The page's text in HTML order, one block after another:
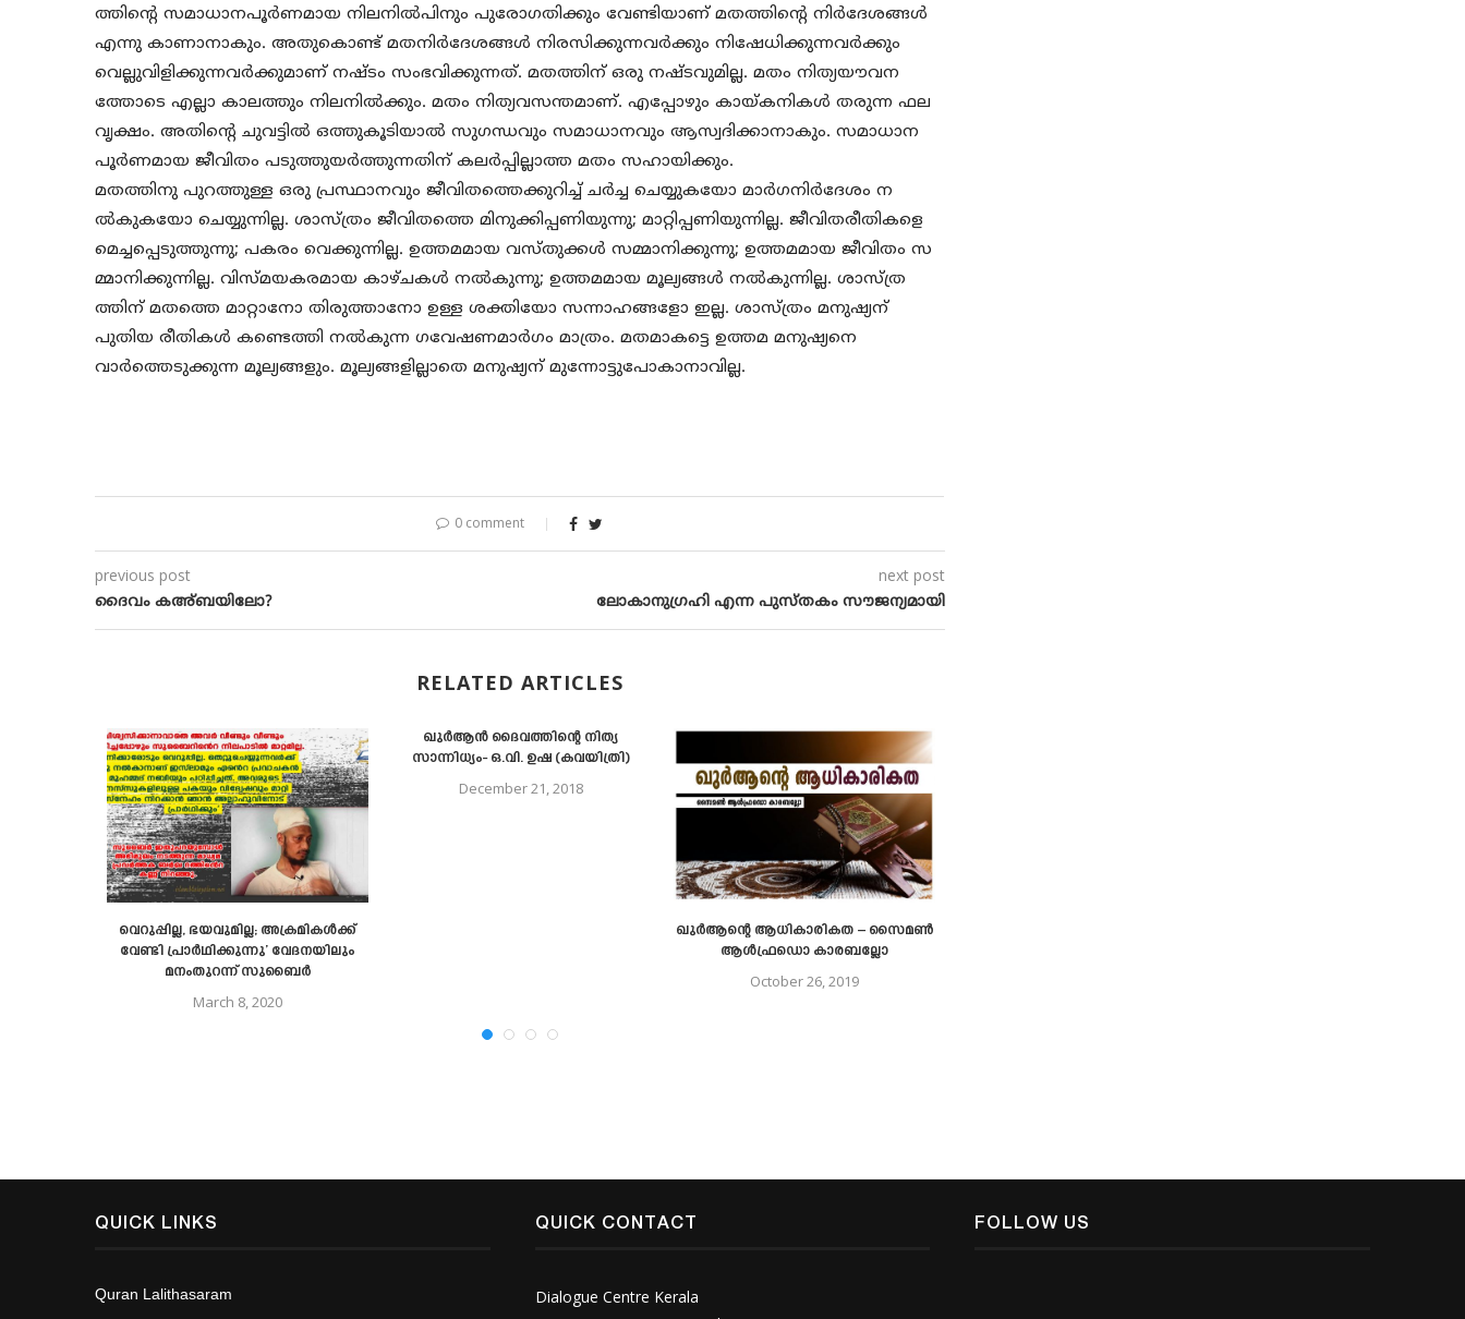
ത്തിന്റെ സമാധാനപൂര്‍ണമായ നിലനില്‍പിനും പുരോഗതിക്കും വേണ്ടിയാണ് മതത്തിന്റെ നിര്‍ദേശങ്ങള്‍
എന്നു കാണാനാകും. അതുകൊണ്ട് മതനിര്‍ദേശങ്ങള്‍ നിരസിക്കുന്നവര്‍ക്കും നിഷേധിക്കുന്നവര്‍ക്കും
വെല്ലുവിളിക്കുന്നവര്‍ക്കുമാണ് നഷ്ടം സംഭവിക്കുന്നത്. മതത്തിന് ഒരു നഷ്ടവുമില്ല. മതം നിത്യയൗവന
ത്തോടെ എല്ലാ കാലത്തും നിലനില്‍ക്കും. മതം നിത്യവസന്തമാണ്. എപ്പോഴും കായ്കനികള്‍ തരുന്ന ഫല
വൃക്ഷം. അതിന്റെ ചുവട്ടില്‍ ഒത്തുകൂടിയാല്‍ സുഗന്ധവും സമാധാനവും ആസ്വദിക്കാനാകും. സമാധാന
പൂര്‍ണമായ ജീവിതം പടുത്തുയര്‍ത്തുന്നതിന് കലര്‍പ്പില്ലാത്ത മതം സഹായിക്കും.
മതത്തിനു പുറത്തുള്ള ഒരു പ്രസ്ഥാനവും ജീവിതത്തെക്കുറിച്ച് ചര്‍ച്ച ചെയ്യുകയോ മാര്‍ഗനിര്‍ദേശം ന
ല്‍കുകയോ ചെയ്യുന്നില്ല. ശാസ്ത്രം ജീവിതത്തെ മിനുക്കിപ്പണിയുന്നു; മാറ്റിപ്പണിയുന്നില്ല. ജീവിതരീതികളെ
മെച്ചപ്പെടുത്തുന്നു; പകരം വെക്കുന്നില്ല. ഉത്തമമായ വസ്തുക്കള്‍ സമ്മാനിക്കുന്നു; ഉത്തമമായ ജീവിതം സ
മ്മാനിക്കുന്നില്ല. വിസ്മയകരമായ കാഴ്ചകള്‍ നല്‍കുന്നു; ഉത്തമമായ മൂല്യങ്ങള്‍ നല്‍കുന്നില്ല. ശാസ്ത്ര
ത്തിന് മതത്തെ മാറ്റാനോ തിരുത്താനോ ഉള്ള ശക്തിയോ സന്നാഹങ്ങളോ ഇല്ല. ശാസ്ത്രം മനുഷ്യന്
പുതിയ രീതികള്‍ കണ്ടെത്തി നല്‍കുന്ന ഗവേഷണമാര്‍ഗം മാത്രം. മതമാകട്ടെ ഉത്തമ മനുഷ്യനെ
വാര്‍ത്തെടുക്കുന്ന മൂല്യങ്ങളും. മൂല്യങ്ങളില്ലാതെ മനുഷ്യന് മുന്നോട്ടുപോകാനാവില്ല.
0 comment
previous post
ദൈവം കഅ്ബയിലോ?
next post
ലോകാനുഗ്രഹി എന്ന പുസ്തകം സൗജന്യമായി
RELATED ARTICLES
വെറുപ്പില്ല, ഭയവുമില്ല; അക്രമികൾക്ക്​
വേണ്ടി പ്രാർഥിക്കുന്നു’ വേദനയിലും
മനംതുറന്ന്​ സുബൈർ
March 8, 2020
ഖുര്‍‌ആന്‍ ദൈവത്തിന്റെ നിത്യ
സാന്നിധ്യം- ഒ.വി. ഉഷ (കവയിത്രി)
December 21, 2018
ഖുര്‍ആന്റെ ആധികാരികത – സൈമണ്‍
ആള്‍ഫ്രഡൊ കാരബല്ലോ
October 26, 2019
QUICK LINKS
Quran Lalithasaram
QUICK CONTACT
Dialogue Centre Kerala
FOLLOW US